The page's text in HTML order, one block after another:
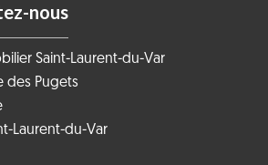
nous
Saint-Laurent-du-Var
des Pugets
Laurent-du-Var